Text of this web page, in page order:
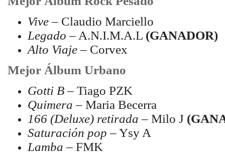
Vive– Claudio Marciello
Legado – A.N.I.M.A.L (GANADOR)
Alto Viaje– Corvex
Mejor Álbum Urbano
Gotti B– Tiago PZK
Quimera – Maria Becerra
166 (Deluxe) retirada – Milo J
Saturación pop – Ysy A
Lamba – FMK